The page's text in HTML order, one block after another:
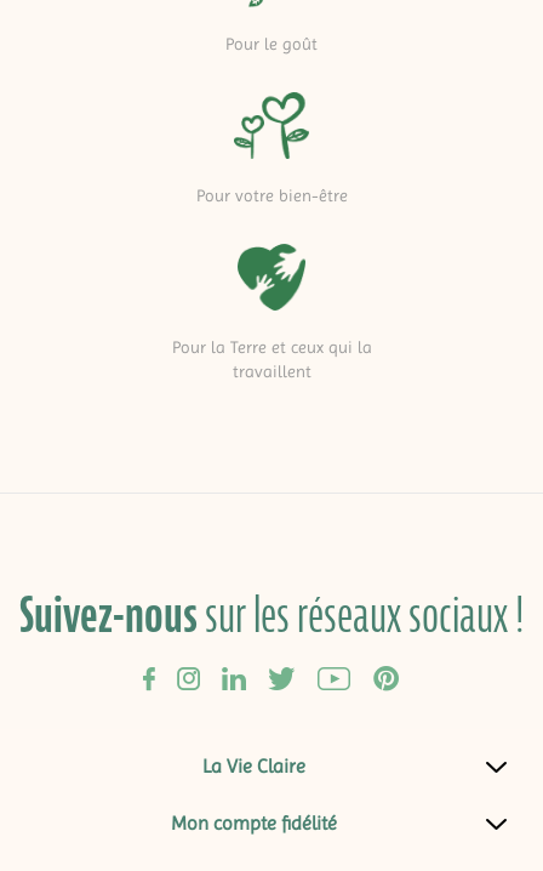
Pour le goût
Pour votre bien-être
Pour la Terre et ceux qui la
travaillent
Suivez-noussur les réseaux sociaux !
La Vie Claire
Mon compte fidélité